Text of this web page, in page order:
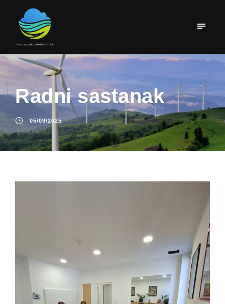
Radni sastanak
05/09/2025